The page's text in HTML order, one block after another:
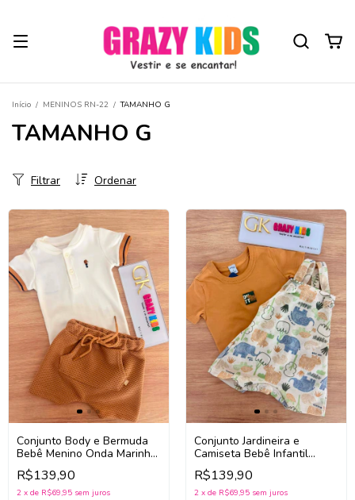
Início / MENINOS RN-22 / TAMANHO G
TAMANHO G
Ordenar
Filtrar
Conjunto Body e Bermuda
Bebê Menino Onda Marinha
1263016 (Off
White/Marrom)
R$139,90
2 x de R$69,95 sem juros
Conjunto Jardineira e
Camiseta Bebê Infantil
Menino Divertto 16385
(Marrom/Off White)
R$139,90
2 x de R$69,95 sem juros